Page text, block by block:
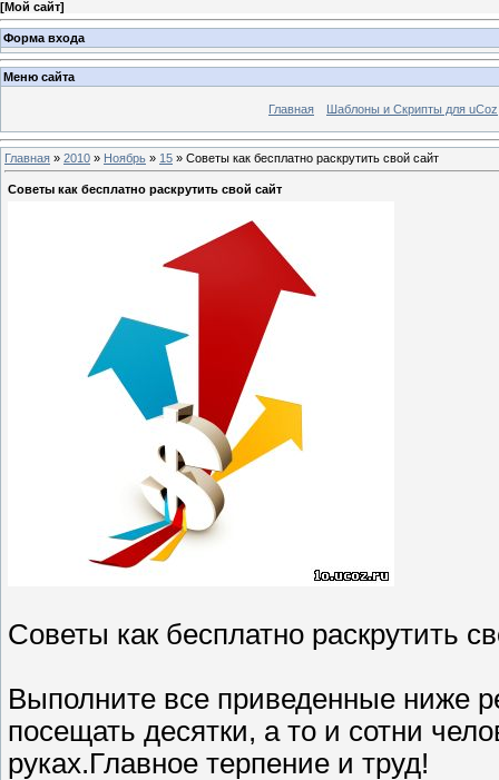
[Мой сайт]
Форма входа
Меню сайта
Главная Шаблоны и Скрипты для uCoz
Главная » 2010 » Ноябрь » 15 » Советы как бесплатно раскрутить свой сайт
Советы как бесплатно раскрутить свой сайт
Советы как бесплатно раскрутить
Выполните все приведенные ниже
посещать десятки, а то и сотни
руках.Главное терпение и труд!